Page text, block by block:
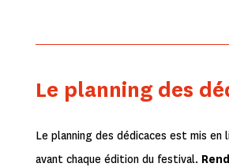
Le planning des
Le planning des dédicaces est mis en
avant chaque édition du festival.